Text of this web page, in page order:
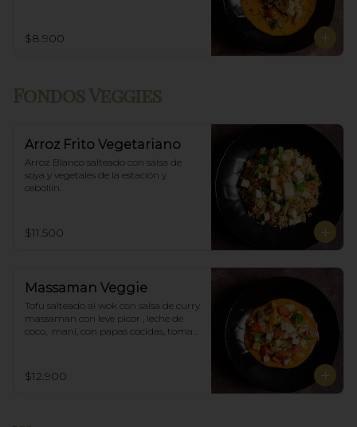
$8.900
Arroz Frito Vegetariano
Arroz Blanco salteado con salsa de
soya y vegetales de la estación y
cebollín.
$11.500
Massaman Veggie
Tofu salteado al wok con salsa de curry
massaman con leve picor , leche de
coco,  maní, con papas cocidas, tomate
$12.900